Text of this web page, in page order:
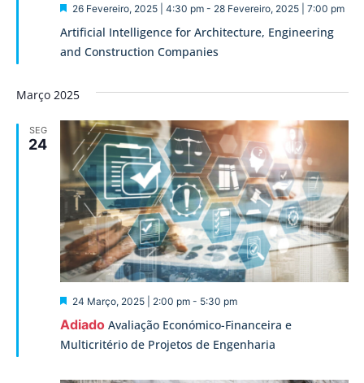
Artificial Intelligence for Architecture, Engineering
and Construction Companies
Destaque
26 Fevereiro, 2025 | 4:30 pm- 28 Fevereiro, 2025 | 7:00 pm
Março 2025
SEG
24
Adiado Avaliação Económico-Financeira e
Multicritério de Projetos de Engenharia
Destaque
24 Março, 2025 | 2:00 pm- 5:30 pm